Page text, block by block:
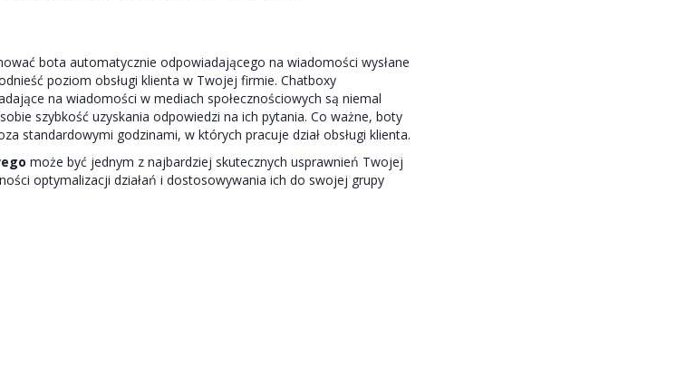
bota automatycznie odpowiadającego na wiadomości wysłane
poziom obsługi klienta w Twojej firmie. Chatboxy
na wiadomości w mediach społecznościowych są niemal
szybkość uzyskania odpowiedzi na ich pytania. Co ważne, boty
standardowymi godzinami, w których pracuje dział obsługi klienta.
może być jednym z najbardziej skutecznych usprawnień Twojej
optymalizacji działań i dostosowywania ich do swojej grupy